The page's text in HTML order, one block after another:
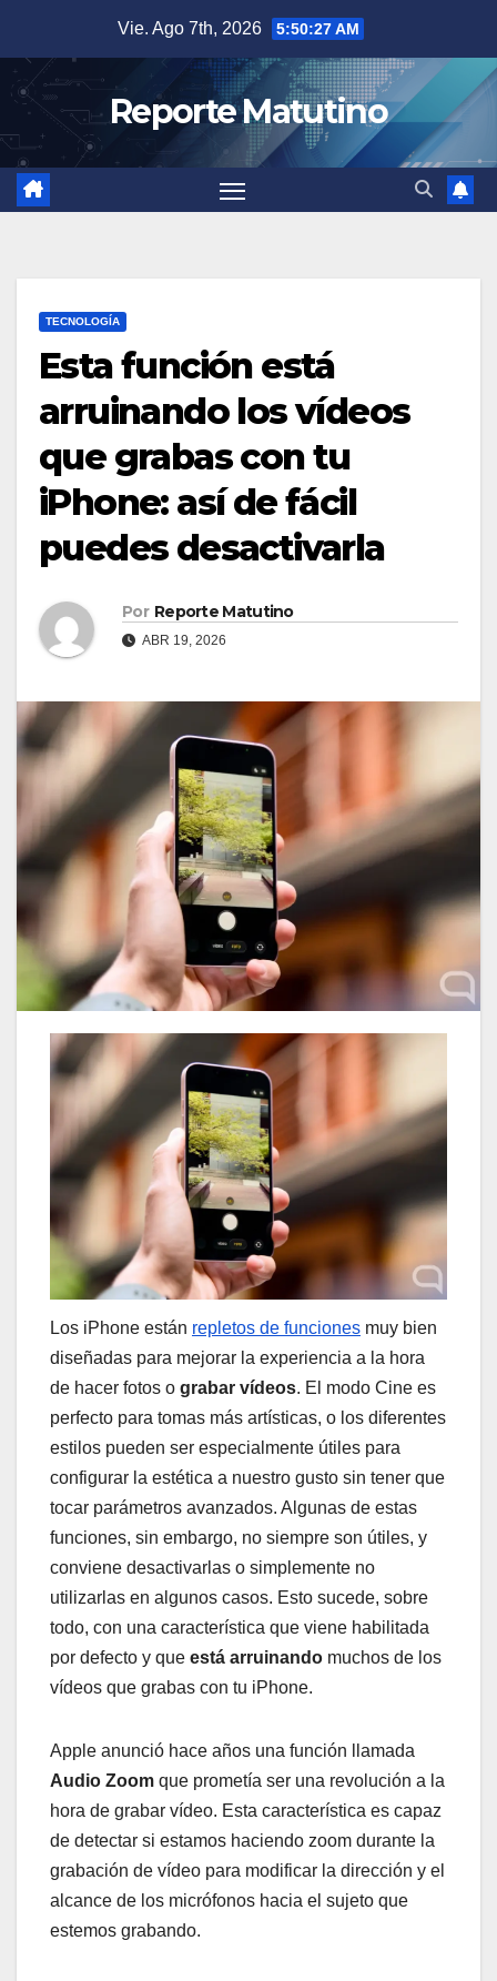
contenido
Vie. Ago 7th, 2026 5:50:28 AM
Reporte Matutino
TECNOLOGÍA
Esta función está
arruinando los vídeos
que grabas con tu
iPhone: así de fácil
puedes desactivarla
Por Reporte Matutino
ABR 19, 2026
Los iPhone están repletos de funciones muy bien
diseñadas para mejorar la experiencia a la hora
de hacer fotos o grabar vídeos. El modo Cine es
perfecto para tomas más artísticas, o los diferentes
estilos pueden ser especialmente útiles para
configurar la estética a nuestro gusto sin tener que
tocar parámetros avanzados. Algunas de estas
funciones, sin embargo, no siempre son útiles, y
conviene desactivarlas o simplemente no
utilizarlas en algunos casos. Esto sucede, sobre
todo, con una característica que viene habilitada
por defecto y que está arruinando muchos de los
vídeos que grabas con tu iPhone.
Apple anunció hace años una función llamada
Audio Zoom que prometía ser una revolución a la
hora de grabar vídeo. Esta característica es capaz
de detectar si estamos haciendo zoom durante la
grabación de vídeo para modificar la dirección y el
alcance de los micrófonos hacia el sujeto que
estemos grabando.